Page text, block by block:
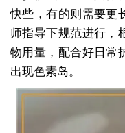
快些，有的则需要更
师指导下规范进行，
物用量，配合好日常
出现色素岛。